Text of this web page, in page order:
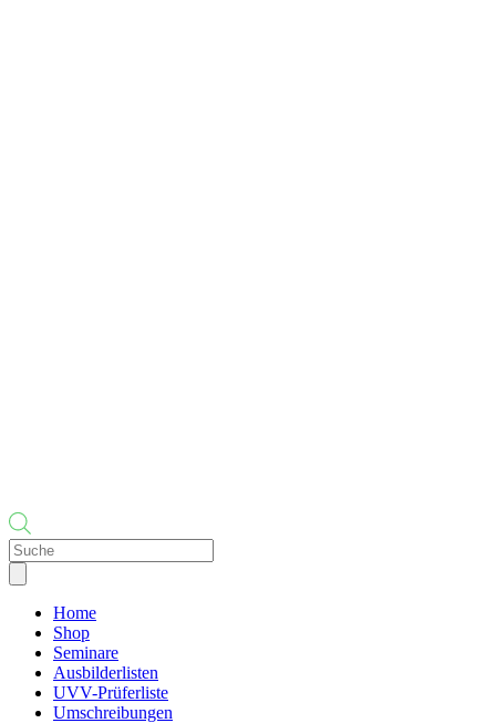
Products
search
Home
Shop
Seminare
Ausbilderlisten
UVV-Prüferliste
Umschreibungen